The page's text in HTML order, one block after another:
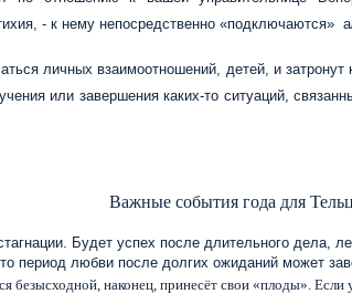
- к нему непосредственно «подключаются» а
личных взаимоотношений, детей, и
или завершения каких-то ситуаций,
Важные события года для
Будет успех после длительного дела,
период любви после долгих ожиданий может
безысходной, наконец, принесёт свои «плоды».